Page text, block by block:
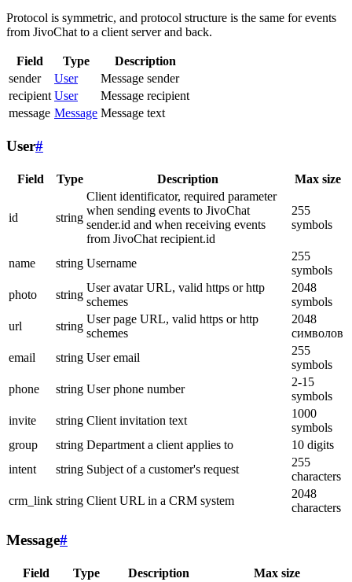
Protocol is symmetric, and protocol structure is the same for events
from JivoChat to a client server and back.
Field Type
Description
sender
User
Message sender
recipient User
Message recipient
message Message Message text
User#
Field Type Description Max size
id string
Client identificator, required parameter
when sending events to JivoChat
sender.id and when receiving events
from JivoChat recipient.id
255
symbols
name string Username
255
symbols
photo
string
User avatar URL, valid https or http
schemes
2048
symbols
url
string
User page URL, valid https or http
schemes
2048
символов
email
string User email
255
symbols
phone
string User phone number
2-15
symbols
invite
string Client invitation text
1000
symbols
group
string Department a client applies to
10 digits
intent
string Subject of a customer's request
255
characters
crm_link string Client URL in a CRM system
2048
characters
Message#
Field Type Description Max size